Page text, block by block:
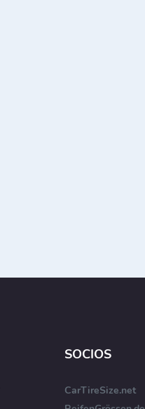
SOCIOS
CarTireSize.net